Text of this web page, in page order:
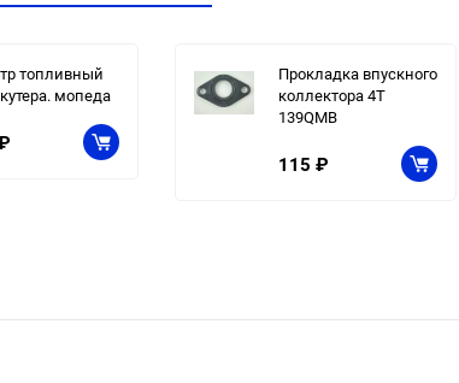
топливный
мопеда
Прокладка впускного
коллектора 4T
139QMB
115 ₽